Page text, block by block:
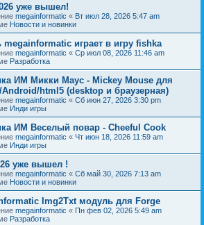
уже вышел!
megainformatic « Вт июл 28, 2026 5:47 am
Новости и новинки
megainformatic играет в игру fishka
megainformatic « Ср июл 08, 2026 11:46 am
Разработка
ИМ Микки Маус - Mickey Mouse для
html5 (desktop и браузерная)
megainformatic « Сб июн 27, 2026 3:30 pm
Инди игры
ИМ Веселый повар - Cheeful Cook
megainformatic « Чт июн 18, 2026 11:59 am
Инди игры
уже вышел !
megainformatic « Сб май 30, 2026 7:13 am
Новости и новинки
Img2Txt модуль для Forge
megainformatic « Пн фев 02, 2026 5:49 am
Разработка